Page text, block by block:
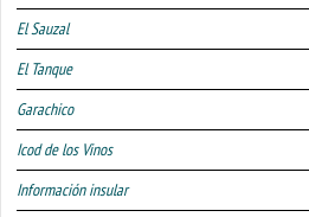
El Sauzal
El Tanque
Garachico
Icod de los Vinos
Información insular